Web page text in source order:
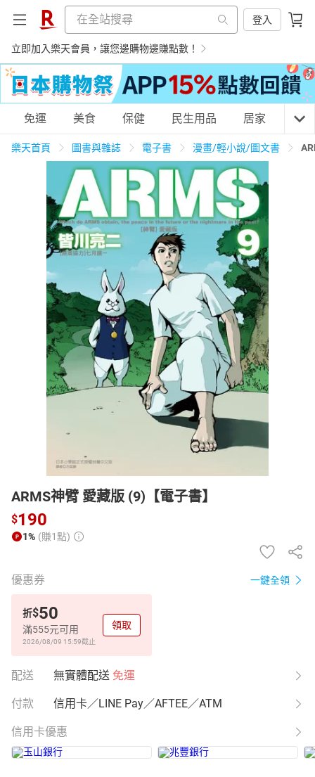
登入
立即加入樂天會員，讓您邊購物邊賺點數！
購物網分類
天天免運 美食蛋糕 養生保健 民生用品
居家生活 3C家電 運動休閒 親子玩具
女裝 男裝 化妝保養 情趣用品
日本購物 電子/紙本書
HOT
免運 美食 保健 民生用品 居家 3C
樂天首頁 圖書與雜誌 電子書 漫畫/輕小說/圖文書
ARMS神臂 愛藏版 (9)【電子書】
$190
1% (賺1點)
優惠券 一鍵全領
折$50
滿555元可用
2026/08/09 15:59截止
領取
配送 無實體配送 免運
付款 信用卡／LINE Pay／AFTEE／ATM
信用卡優惠